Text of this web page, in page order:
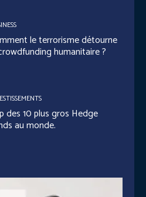
le terrorisme détourne
humanitaire ?
des 10 plus gros Hedge
au monde.